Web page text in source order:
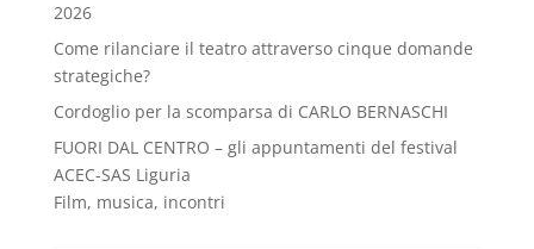
2026
Come rilanciare il teatro attraverso cinque domande
strategiche?
Cordoglio per la scomparsa di CARLO BERNASCHI
FUORI DAL CENTRO – gli appuntamenti del festival
ACEC-SAS Liguria
Film, musica, incontri